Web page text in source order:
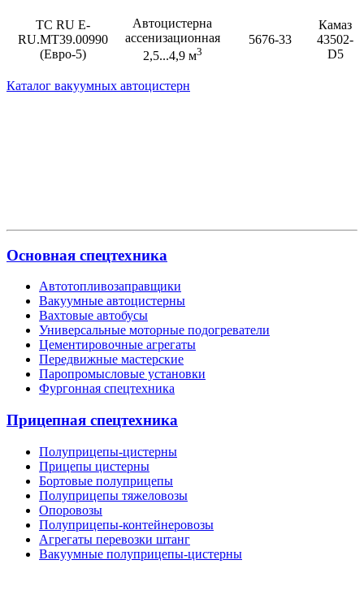
TC RU E-
RU.MT39.00990
(Евро-5)
Автоцистерна
ассенизационная
2,5...4,9 м3
5676-33
Камаз
43502-
D5
Каталог вакуумных автоцистерн
Основная спецтехника
Автотопливозаправщики
Вакуумные автоцистерны
Вахтовые автобусы
Универсальные моторные подогреватели
Цементировочные агрегаты
Передвижные мастерские
Паропромысловые установки
Фургонная спецтехника
Прицепная спецтехника
Полуприцепы-цистерны
Прицепы цистерны
Бортовые полуприцепы
Полуприцепы тяжеловозы
Опоровозы
Полуприцепы-контейнеровозы
Агрегаты перевозки штанг
Вакуумные полуприцепы-цистерны